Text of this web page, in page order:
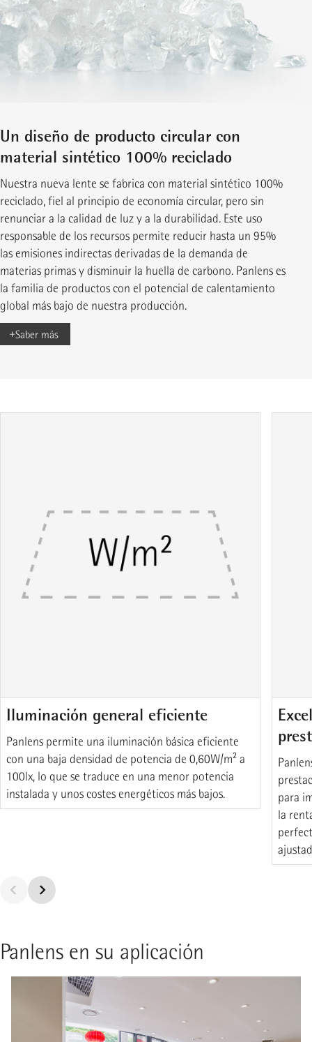
Un diseño de producto circular con
material sintético 100% reciclado
Nuestra nueva lente se fabrica con material sintético 100%
reciclado, fiel al principio de economía circular, pero sin
renunciar a la calidad de luz y a la durabilidad. Este uso
responsable de los recursos permite reducir hasta un 95%
las emisiones indirectas derivadas de la demanda de
materias primas y disminuir la huella de carbono. Panlens es
la familia de productos con el potencial de calentamiento
global más bajo de nuestra producción.
+Saber más
Iluminación general eficiente
Panlens permite una iluminación básica eficiente
con una baja densidad de potencia de 0,60W/m² a
100lx, lo que se traduce en una menor potencia
instalada y unos costes energéticos más bajos.
para
la
Panlens en su aplicación